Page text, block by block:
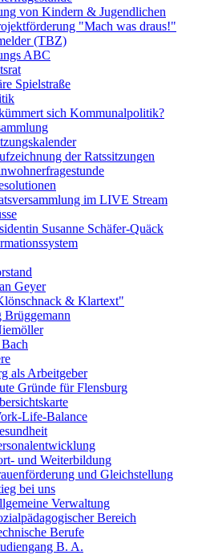
von Kindern & Jugendlichen
"Mach was draus!"
(TBZ)
ABC
Spielstraße
sich Kommunalpolitik?
der Ratssitzungen
im LIVE Stream
Susanne Schäfer-Quäck
Geyer
& Klartext"
Brüggemann
als Arbeitgeber
Gründe für Flensburg
Life-Balance
und Weiterbildung
und Gleichstellung
bei uns
Verwaltung
Bereich
Berufe
B. A.